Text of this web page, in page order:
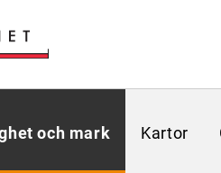
och mark Kartor